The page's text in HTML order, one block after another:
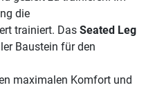
die
trainiert. Das Seated Leg
Baustein für den
maximalen Komfort und